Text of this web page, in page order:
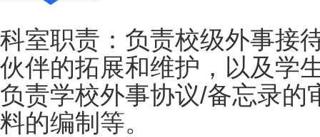
科室职责：负责校级外事接
伙伴的拓展和维护，以及学
负责学校外事协议/备忘录的
料的编制等。